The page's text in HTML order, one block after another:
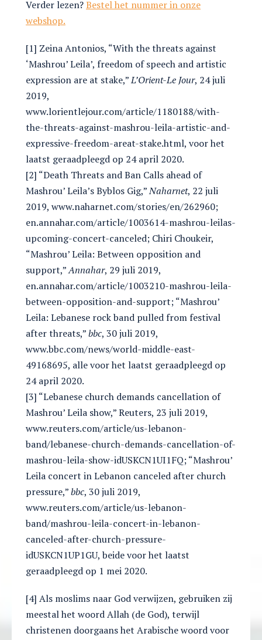
Verder lezen?Bestel het nummer in onze
webshop.
[1] Zeina Antonios, “With the threats against
‘Mashrou’ Leila’, freedom of speech and artistic
expression are at stake,”L’Orient-Le Jour, 24 juli
2019,
www.lorientlejour.com/article/1180188/with-
the-threats-against-mashrou-leila-artistic-and-
expressive-freedom-areat-stake.html, voor het
laatst geraadpleegd op 24 april 2020.
[2] “Death Threats and Ban Calls ahead of
Mashrou’ Leila’s Byblos Gig,”Naharnet, 22 juli
2019, www.naharnet.com/stories/en/262960;
en.annahar.com/article/1003614-mashrou-leilas-
upcoming-concert-canceled; Chiri Choukeir,
“Mashrou’ Leila: Between opposition and
support,”Annahar, 29 juli 2019,
en.annahar.com/article/1003210-mashrou-leila-
between-opposition-and-support; “Mashrou’
Leila: Lebanese rock band pulled from festival
after threats,”bbc, 30 juli 2019,
www.bbc.com/news/world-middle-east-
49168695, alle voor het laatst geraadpleegd op
24 april 2020.
[3] “Lebanese church demands cancellation of
Mashrou’ Leila show,” Reuters, 23 juli 2019,
www.reuters.com/article/us-lebanon-
band/lebanese-church-demands-cancellation-of-
mashrou-leila-show-idUSKCN1UI1FQ; “Mashrou’
Leila concert in Lebanon canceled after church
pressure,”bbc, 30 juli 2019,
www.reuters.com/article/us-lebanon-
band/mashrou-leila-concert-in-lebanon-
canceled-after-church-pressure-
idUSKCN1UP1GU, beide voor het laatst
geraadpleegd op 1 mei 2020.
[4] Als moslims naar God verwijzen, gebruiken zij
meestal het woord Allah (de God), terwijl
christenen doorgaans het Arabische woord voor